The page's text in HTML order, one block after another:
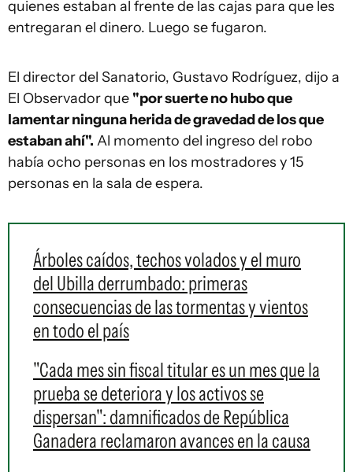
quienes estaban al frente de las cajas para que les
entregaran el dinero. Luego se fugaron.
El director del Sanatorio, Gustavo Rodríguez, dijo a
El Observador que "por suerte no hubo que
lamentar ninguna herida de gravedad de los que
estaban ahí". Al momento del ingreso del robo
había ocho personas en los mostradores y 15
personas en la sala de espera.
Árboles caídos, techos volados y el muro
del Ubilla derrumbado: primeras
consecuencias de las tormentas y vientos
en todo el país
"Cada mes sin fiscal titular es un mes que la
prueba se deteriora y los activos se
dispersan": damnificados de República
Ganadera reclamaron avances en la causa